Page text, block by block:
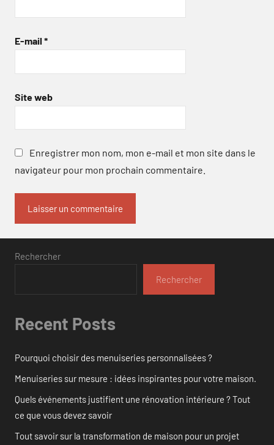
E-mail *
Site web
Enregistrer mon nom, mon e-mail et mon site dans le
navigateur pour mon prochain commentaire.
Rechercher
Rechercher
Recent Posts
Pourquoi choisir des menuiseries personnalisées ?
Menuiseries sur mesure : idées inspirantes pour votre maison.
Quels événements justifient une rénovation intérieure ? Tout
ce que vous devez savoir
Tout savoir sur la transformation de maison pour un projet